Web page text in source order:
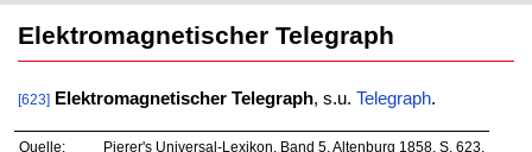
Elektromagnetischer Telegraph
[623] Elektromagnetischer Telegraph, s.u. Telegraph.
Quelle:
Pierer's Universal-Lexikon, Band 5. Altenburg 1858, S. 623.